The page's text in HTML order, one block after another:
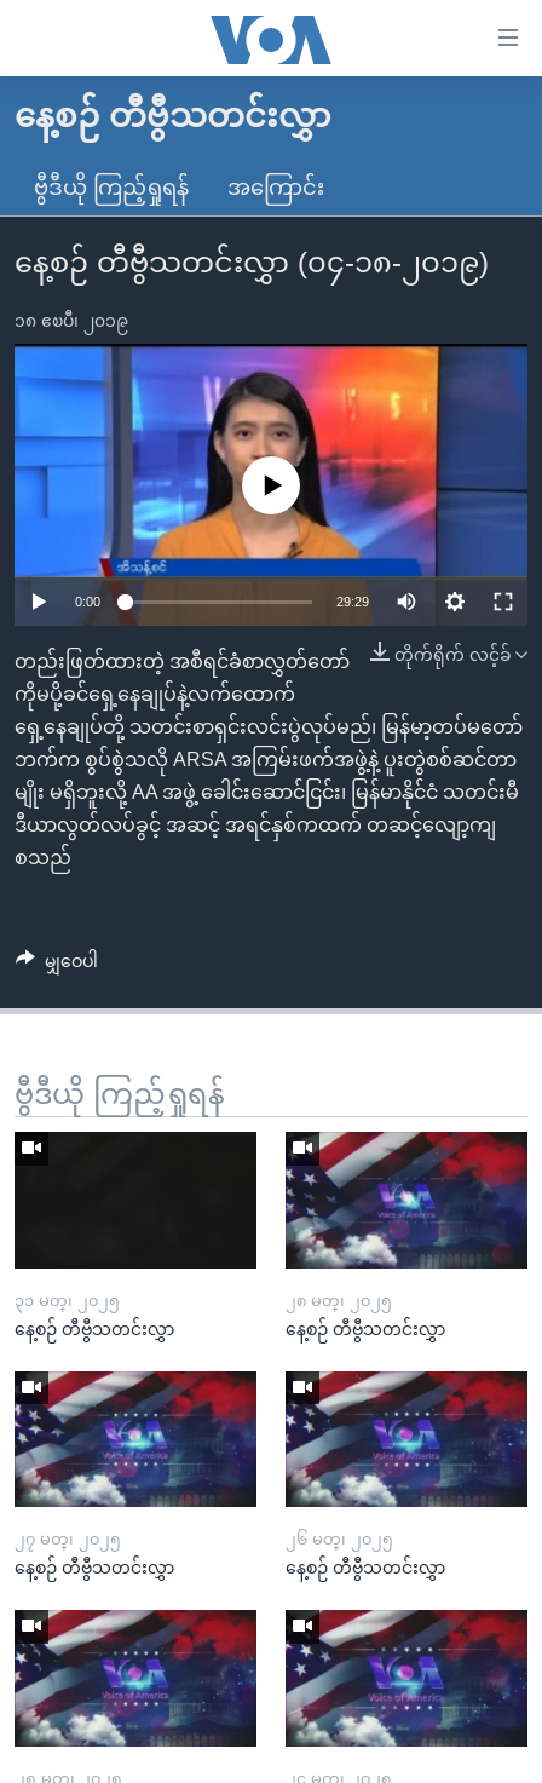
လွယ်ကူ
သည့်
များ
ပင်မ
အကြောင်းအရာ
ညွန်း
စာမျက်နှာ
ကျော်
ကြည့်
ရှာဖွေ
ရန်
မူလစာမျက်နှာ
မြန်မာ
ကမ္ဘာ့သတင်းများ
နိုင်ငံတကာ
တရုတ်
အစ္စရေး-ပါလက်စတိုင်း
ဗွီဒီယို
ရပ်ဝန်းတခု လမ်းတခု အလွန်
အင်္ဂလိပ်စာလေ့လာမယ်
အမေရိကန်သုံးအီဒီယံ
မကြေးမုံရဲ့ အင်္ဂလိပ်စာ
ရုပ်ရှင်ထဲက အင်္ဂလိပ်စာ
သုတပဒေသာ အင်္ဂလိပ်စာ
အပတ်စဉ်ကဏ္ဍများ
ရေဒီယို
တီဗွီ
ရေဒီယိုနှင့်ရုပ်သံ အချက်အလက်များ
ရေဒီယို/တီဗွီအစီအစဉ်
Learning English
ဗွီအိုအေ လူမှုကွန်ယက်များ
ဘာသာစကားများ
နေ့စဉ် တီဗွီသတင်းလွှာ
ဗွီဒီယို ကြည့်ရှုရန် အကြောင်း
နေ့စဉ် တီဗွီသတင်းလွှာ (၀၄-၁၈-၂၀၁၉)
၁၈ ဧၿပီ၊ ၂၀၁၉
No media source currently available
0:00 29:29
တိုက်ရိုက် လင့်ခ်
တည်းဖြတ်ထားတဲ့ အစီရင်ခံစာလွှတ်တော်
ကိုမပို့ခင်ရှေ့နေချုပ်နဲ့လက်ထောက်
ရှေ့နေချုပ်တို့ သတင်းစာရှင်းလင်းပွဲလုပ်မည်၊ မြန်မာ့တပ်မတော်
ဘက်က စွပ်စွဲသလို ARSA အကြမ်းဖက်အဖွဲ့နဲ့ ပူးတွဲစစ်ဆင်တာ
မျိုး မရှိဘူးလို့ AA အဖွဲ့ ခေါင်းဆောင်ငြင်း၊ မြန်မာနိုင်ငံ သတင်းမီ
ဒီယာလွတ်လပ်ခွင့် အဆင့် အရင်နှစ်ကထက် တဆင့်လျော့ကျ
စသည်
မျှဝေပါ
ဗွီဒီယို ကြည့်ရှုရန်
၃၁ မတ္၊ ၂၀၂၅
နေ့စဉ် တီဗွီသတင်းလွှာ
၂၈ မတ္၊ ၂၀၂၅
နေ့စဉ် တီဗွီသတင်းလွှာ
၂၇ မတ္၊ ၂၀၂၅
နေ့စဉ် တီဗွီသတင်းလွှာ
၂၆ မတ္၊ ၂၀၂၅
နေ့စဉ် တီဗွီသတင်းလွှာ
၂၅ မတ္၊ ၂၀၂၅ ၂၄ မတ္၊ ၂၀၂၅